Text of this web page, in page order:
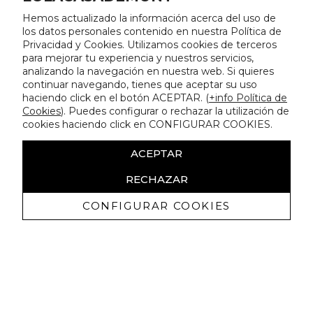
Hemos actualizado la información acerca del uso de
los datos personales contenido en nuestra Política de
Privacidad y Cookies. Utilizamos cookies de terceros
para mejorar tu experiencia y nuestros servicios,
analizando la navegación en nuestra web. Si quieres
continuar navegando, tienes que aceptar su uso
haciendo click en el botón ACEPTAR. (+info Política de
Cookies). Puedes configurar o rechazar la utilización de
cookies haciendo click en CONFIGURAR COOKIES.
ACEPTAR
RECHAZAR
CONFIGURAR COOKIES